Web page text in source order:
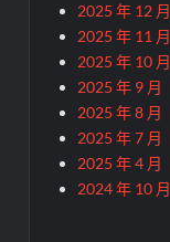
2025 年 12 月
2025 年 11 月
2025 年 10 月
2025 年 9 月
2025 年 8 月
2025 年 7 月
2025 年 4 月
2024 年 10 月